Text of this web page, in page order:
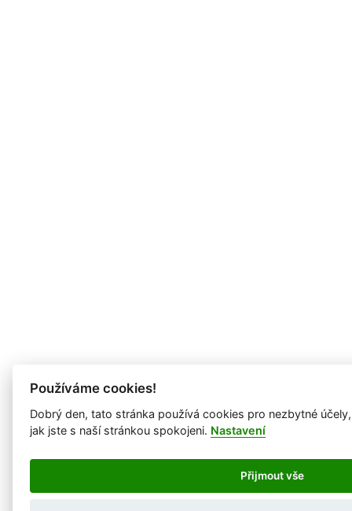
Používáme cookies!
Dobrý den, tato stránka používá cookies pro nezbytné
jak jste s naší stránkou spokojeni. Nastavení
Přijmout vše